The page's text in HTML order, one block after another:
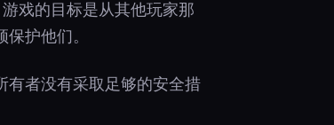
戏的目标是从其他玩家那
护他们。
有者没有采取足够的安全措